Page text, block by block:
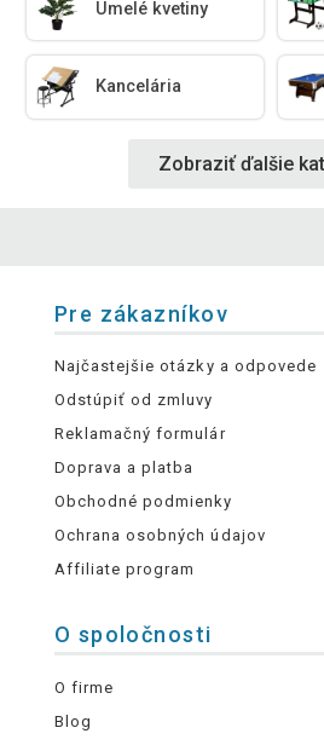
Umelé kvetiny
Kancelária
Zobraziť ďalšie
Pre zákazníkov
Najčastejšie otázky a odpovede
Odstúpiť od zmluvy
Reklamačný formulár
Doprava a platba
Obchodné podmienky
Ochrana osobných údajov
Affiliate program
O spoločnosti
O firme
Blog